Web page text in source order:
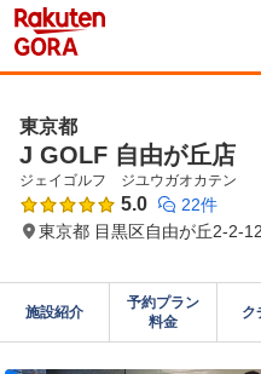
東京都
J GOLF 自由が丘店
ジェイゴルフ　ジユウガオカテン
5.0
22件
東京都 目黒区自由が丘2-2-12
施設紹介
予約プラン
料金
ク